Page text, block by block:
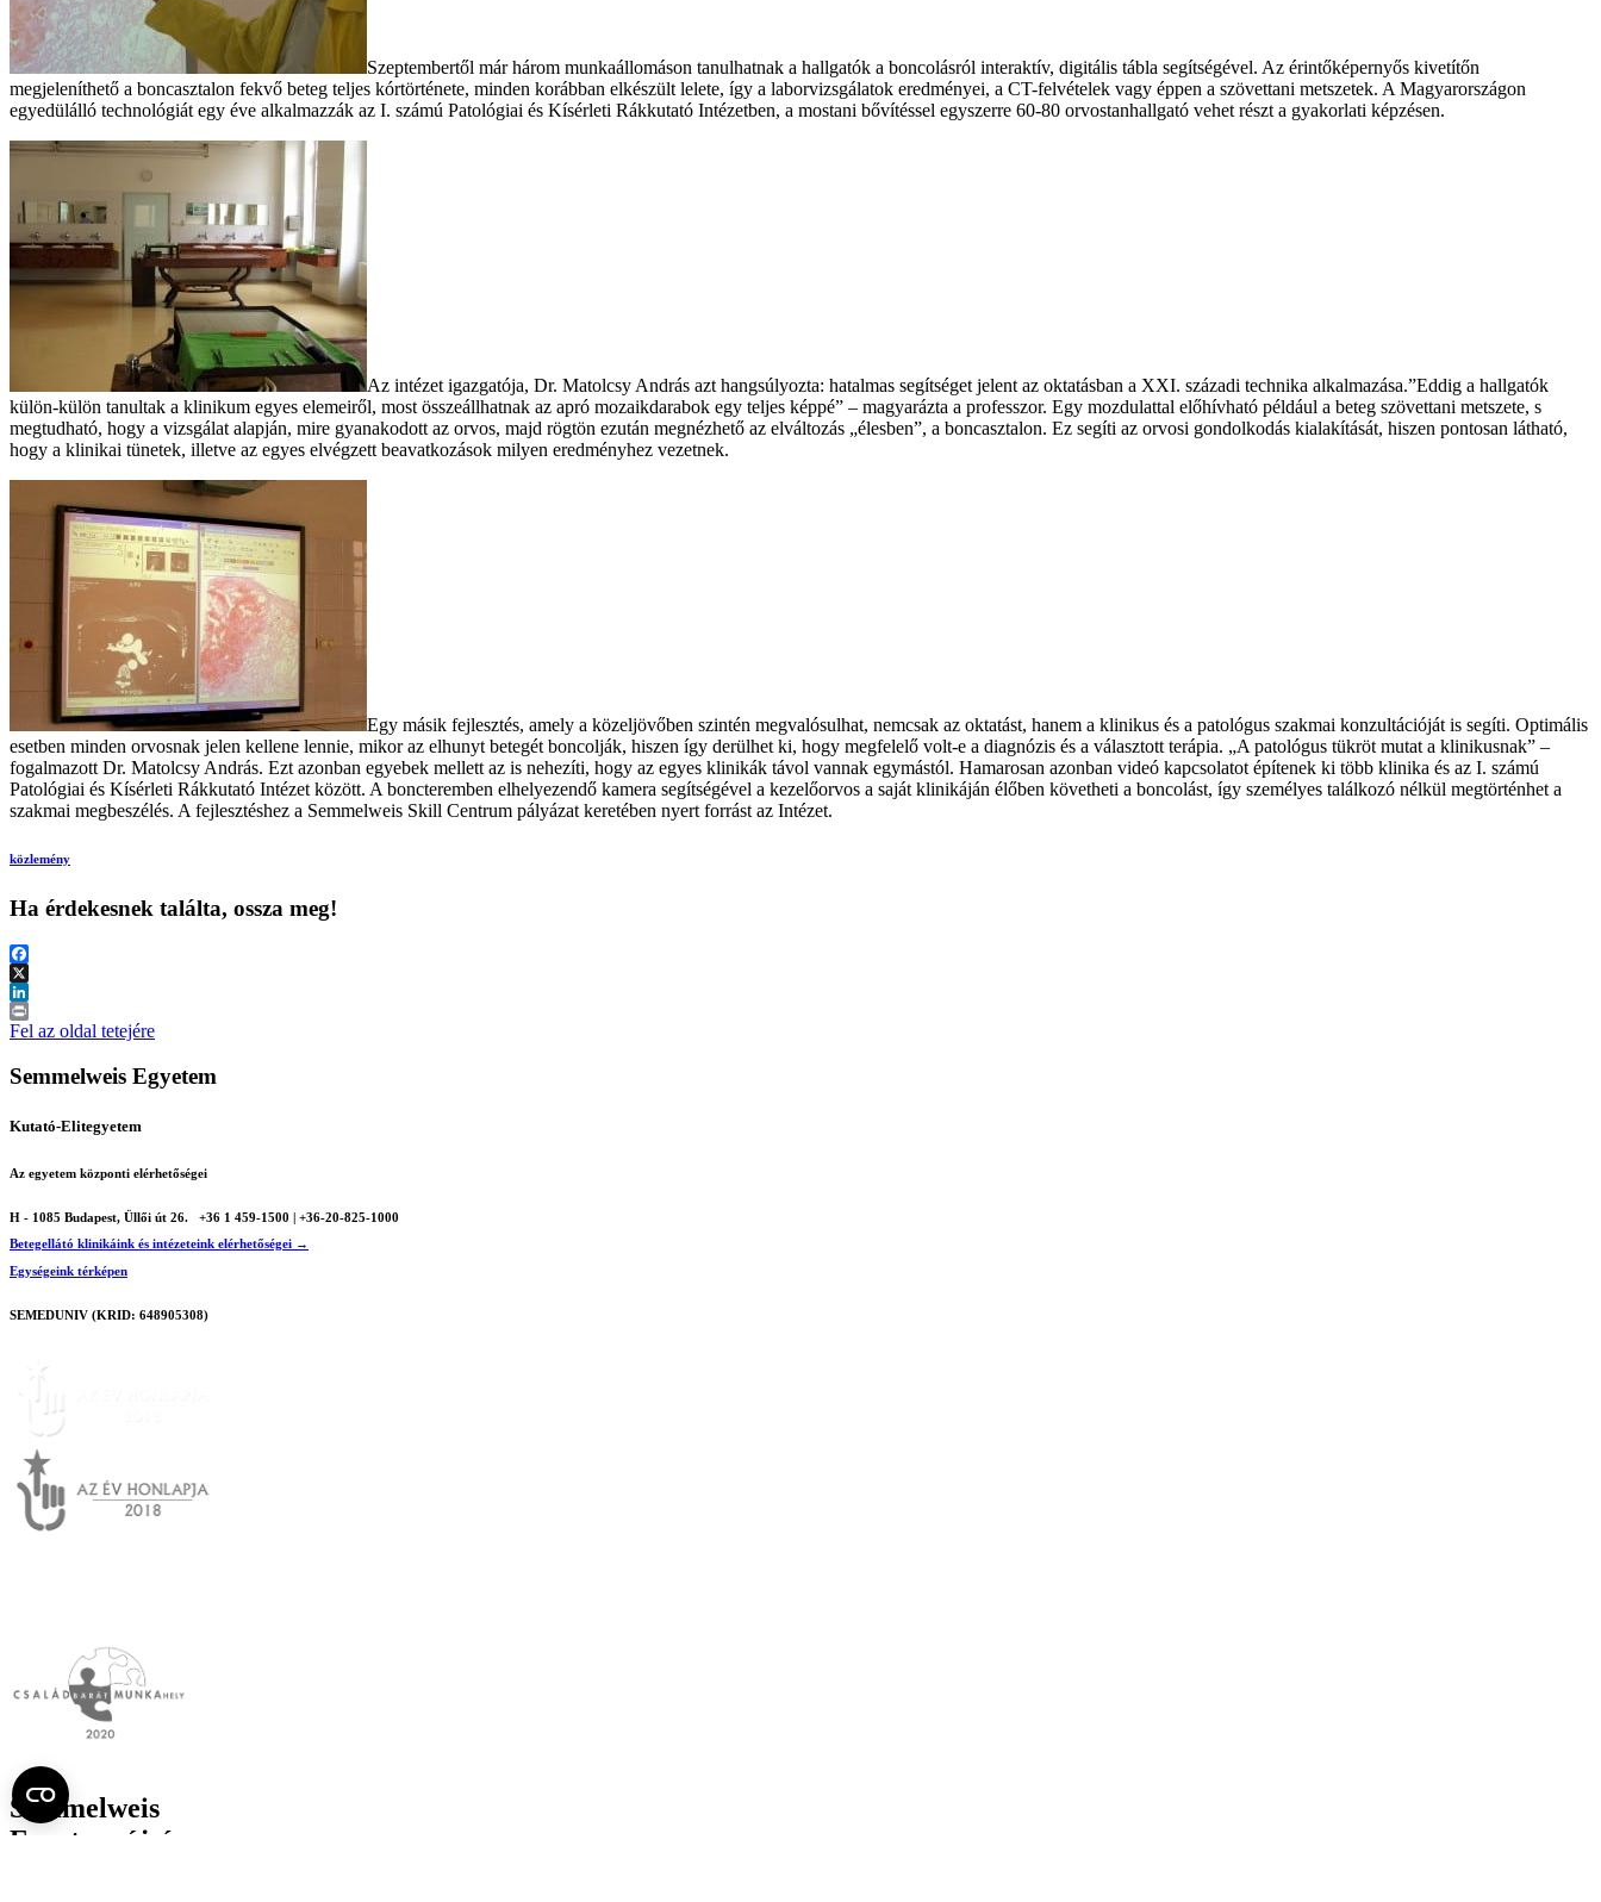
Szeptembertől már három munkaállomáson tanulhatnak a hallgatók a boncolásról interaktív, digitális tábla segítségével. Az érintőképernyős kivetítőn
megjeleníthető a boncasztalon fekvő beteg teljes kórtörténete, minden korábban elkészült lelete, így a laborvizsgálatok eredményei, a CT-felvételek vagy éppen a szövettani metszetek. A Magyarországon
egyedülálló technológiát egy éve alkalmazzák az I. számú Patológiai és Kísérleti Rákkutató Intézetben, a mostani bővítéssel egyszerre 60-80 orvostanhallgató vehet részt a gyakorlati képzésen.
Az intézet igazgatója, Dr. Matolcsy András azt hangsúlyozta: hatalmas segítséget jelent az oktatásban a XXI. századi technika alkalmazása.”Eddig a hallgatók
külön-külön tanultak a klinikum egyes elemeiről, most összeállhatnak az apró mozaikdarabok egy teljes képpé” – magyarázta a professzor. Egy mozdulattal előhívható például a beteg szövettani metszete, s
megtudható, hogy a vizsgálat alapján, mire gyanakodott az orvos, majd rögtön ezután megnézhető az elváltozás „élesben”, a boncasztalon. Ez segíti az orvosi gondolkodás kialakítását, hiszen pontosan látható,
hogy a klinikai tünetek, illetve az egyes elvégzett beavatkozások milyen eredményhez vezetnek.
Egy másik fejlesztés, amely a közeljövőben szintén megvalósulhat, nemcsak az oktatást, hanem a klinikus és a patológus szakmai konzultációját is segíti. Optimális
esetben minden orvosnak jelen kellene lennie, mikor az elhunyt betegét boncolják, hiszen így derülhet ki, hogy megfelelő volt-e a diagnózis és a választott terápia. „A patológus tükröt mutat a klinikusnak” –
fogalmazott Dr. Matolcsy András. Ezt azonban egyebek mellett az is nehezíti, hogy az egyes klinikák távol vannak egymástól. Hamarosan azonban videó kapcsolatot építenek ki több klinika és az I. számú
Patológiai és Kísérleti Rákkutató Intézet között. A boncteremben elhelyezendő kamera segítségével a kezelőorvos a saját klinikáján élőben követheti a boncolást, így személyes találkozó nélkül megtörténhet a
szakmai megbeszélés. A fejlesztéshez a Semmelweis Skill Centrum pályázat keretében nyert forrást az Intézet.
közlemény
Ha érdekesnek találta, ossza meg!
Facebook
X
LinkedIn
Print
Fel az oldal tetejére
Semmelweis Egyetem
Kutató-Elitegyetem
Az egyetem központi elérhetőségei
H - 1085 Budapest, Üllői út 26.
+36 1 459-1500 | +36-20-825-1000
Betegellátó klinikáink és intézeteink elérhetőségei →
Egységeink térképen
SEMEDUNIV (KRID: 648905308)
Semmelweis
Egyetem újság